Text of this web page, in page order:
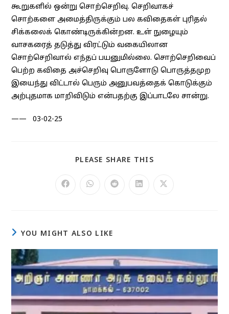
கூறுகளில் ஒன்று சொற்செறிவு. செறிவாகச்
சொற்களை அமைத்திருக்கும் பல கவிதைகள் புரிதல்
சிக்கலைக் கொண்டிருக்கின்றன. உள் நுழையும்
வாசகரைத் தடுத்து விரட்டும் வகையிலான
சொற்செறிவால் எந்தப் பயனுமில்லை. சொற்செறிவைப்
பெற்ற கவிதை அச்செறிவு பொருளோடு பொருத்தமுற
இயைந்து விட்டால் பெரும் அனுபவத்தைக் கொடுக்கும்
அற்புதமாக மாறிவிடும் என்பதற்கு இப்பாடலே சான்று.
—— 03-02-25
PLEASE SHARE THIS
Opens
Opens Opens
Opens
Opens
YOU MIGHT ALSO LIKE